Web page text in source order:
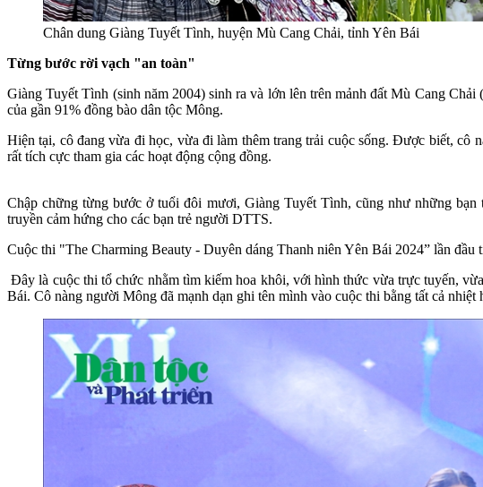
Chân dung Giàng Tuyết Tình, huyện Mù Cang Chải, tỉnh Yên Bái
Từng bước rời vạch "an toàn"
Giàng Tuyết Tình (sinh năm 2004) sinh ra và lớn lên trên mảnh đất Mù Cang
của gần 91% đồng bào dân tộc Mông.
Hiện tại, cô đang vừa đi học, vừa đi làm thêm trang trải cuộc sống. Được biết, cô
rất tích cực tham gia các hoạt động cộng đồng.
Chập chững từng bước ở tuổi đôi mươi, Giàng Tuyết Tình, cũng như những
truyền cảm hứng cho các bạn trẻ người DTTS.
Cuộc thi "The Charming Beauty - Duyên dáng Thanh niên Yên Bái 2024” lần
Đây là cuộc thi tổ chức nhằm tìm kiếm hoa khôi, với hình thức vừa trực tuyến,
Bái. Cô nàng người Mông đã mạnh dạn ghi tên mình vào cuộc thi bằng tất cả nhiệt